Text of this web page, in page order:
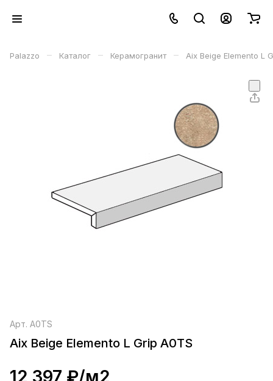
Palazzo – Каталог – Керамогранит – Aix Beige Elemento L
Арт. A0TS
Aix Beige Elemento L Grip A0TS